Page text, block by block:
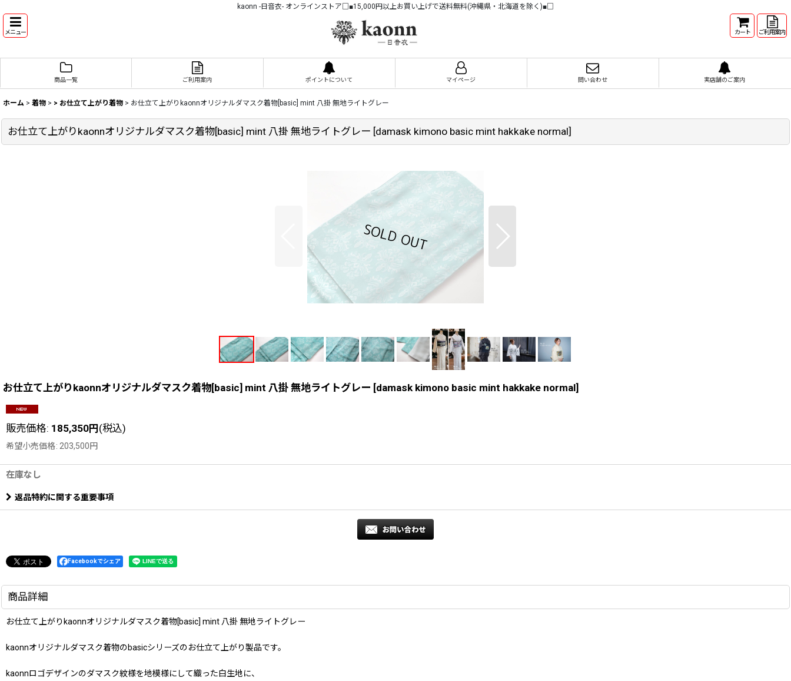
kaonn -日音衣- オンラインストア□■15,000円以上お買い上げで送料無料(沖縄県・北海道を除く)■□
メニュー カート ご利用案内
商品一覧 ご利用案内 ポイントについて マイページ 問い合わせ 実店舗のご案内
ホーム > 着物 > > お仕立て上がり着物 > お仕立て上がりkaonnオリジナルダマスク着物[basic] mint 八掛 無地ライトグレー
お仕立て上がりkaonnオリジナルダマスク着物[basic] mint 八掛 無地ライトグレー [damask kimono basic mint hakkake normal]
お仕立て上がりkaonnオリジナルダマスク着物[basic] mint 八掛 無地ライトグレー [damask kimono basic mint hakkake normal]
販売価格: 185,350円 (税込)
希望小売価格: 203,500円
在庫なし
返品特約に関する重要事項
Facebookでシェア
商品詳細
お仕立て上がりkaonnオリジナルダマスク着物[basic] mint 八掛 無地ライトグレー
kaonnオリジナルダマスク着物のbasicシリーズのお仕立て上がり製品です。
kaonnロゴデザインのダマスク紋様を地模様にして織った白生地に、